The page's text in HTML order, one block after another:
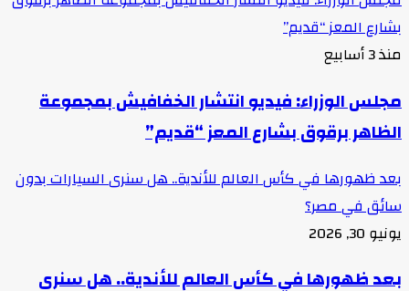
بشارع المعز “قديم”
منذ 3 أسابيع
مجلس الوزراء: فيديو انتشار الخفافيش بمجموعة
الظاهر برقوق بشارع المعز “قديم”
بعد ظهورها في كأس العالم للأندية.. هل سنرى السيارات بدون
سائق في مصر؟
يونيو 30, 2026
بعد ظهورها في كأس العالم للأندية.. هل سنرى